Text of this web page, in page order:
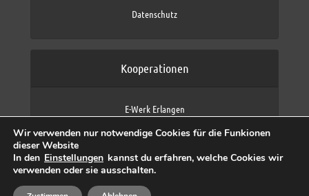
Datenschutz
Kooperationen
E-Werk Erlangen
Fraunhofer IIS
max neo (AFK max)
Wir verwenden nur notwendige Cookies für die Funkionen
dieser Website
In den Einstellungen kannst du erfahren, welche Cookies wir
verwenden oder sie ausschalten.